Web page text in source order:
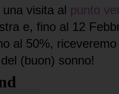
visita al punto
e, fino al 12
al 50%,
del (buon) sonno!